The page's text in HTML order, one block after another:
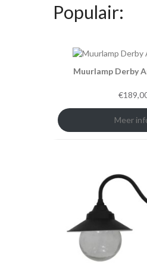
Populair:
Muurlamp Derby
€
Meer